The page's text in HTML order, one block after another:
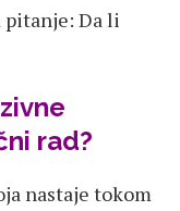
pitanje: Da li
rad?
nastaje tokom